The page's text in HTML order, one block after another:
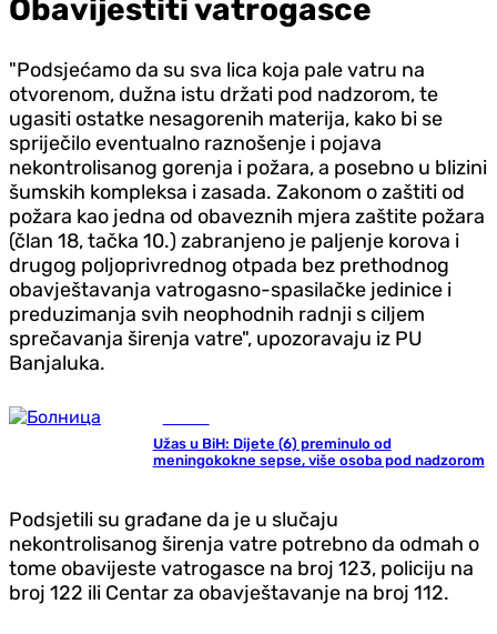
Obavijestiti vatrogasce
"Podsjećamo da su sva lica koja pale vatru na
otvorenom, dužna istu držati pod nadzorom, te
ugasiti ostatke nesagorenih materija, kako bi se
spriječilo eventualno raznošenje i pojava
nekontrolisanog gorenja i požara, a posebno u blizini
šumskih kompleksa i zasada. Zakonom o zaštiti od
požara kao jedna od obaveznih mjera zaštite požara
(član 18, tačka 10.) zabranjeno je paljenje korova i
drugog poljoprivrednog otpada bez prethodnog
obavještavanja vatrogasno-spasilačke jedinice i
preduzimanja svih neophodnih radnji s ciljem
sprečavanja širenja vatre", upozoravaju iz PU
Banjaluka.
Užas u BiH: Dijete (6) preminulo od
meningokokne sepse, više osoba pod nadzorom
Podsjetili su građane da je u slučaju
nekontrolisanog širenja vatre potrebno da odmah o
tome obavijeste vatrogasce na broj 123, policiju na
broj 122 ili Centar za obavještavanje na broj 112.